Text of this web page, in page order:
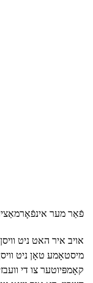
פֿאַר מער
אויב איר האט ניט
מיסטאָמע טאָן ניט